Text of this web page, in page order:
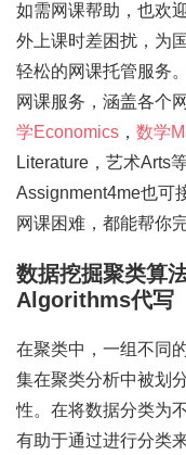
如需网课帮助，也欢
外上课时差困扰，为
轻松的网课托管服务
网课服务，涵盖各个
学Economics ， 数学
Literature，艺术Arts
Assignment4me也可
网课困难，都能帮你
数据挖掘聚类算
Algorithms代写
在聚类中，一组不同
集在聚类分析中被划
性。在将数据分类为
有助于通过进行分类